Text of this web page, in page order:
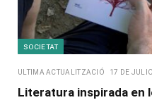
SOCIETAT
ULTIMA ACTUALITZACIÓ 17 DE
Literatura inspirada en